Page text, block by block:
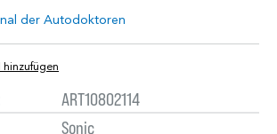
hinzufügen
ART10802114
Sonic